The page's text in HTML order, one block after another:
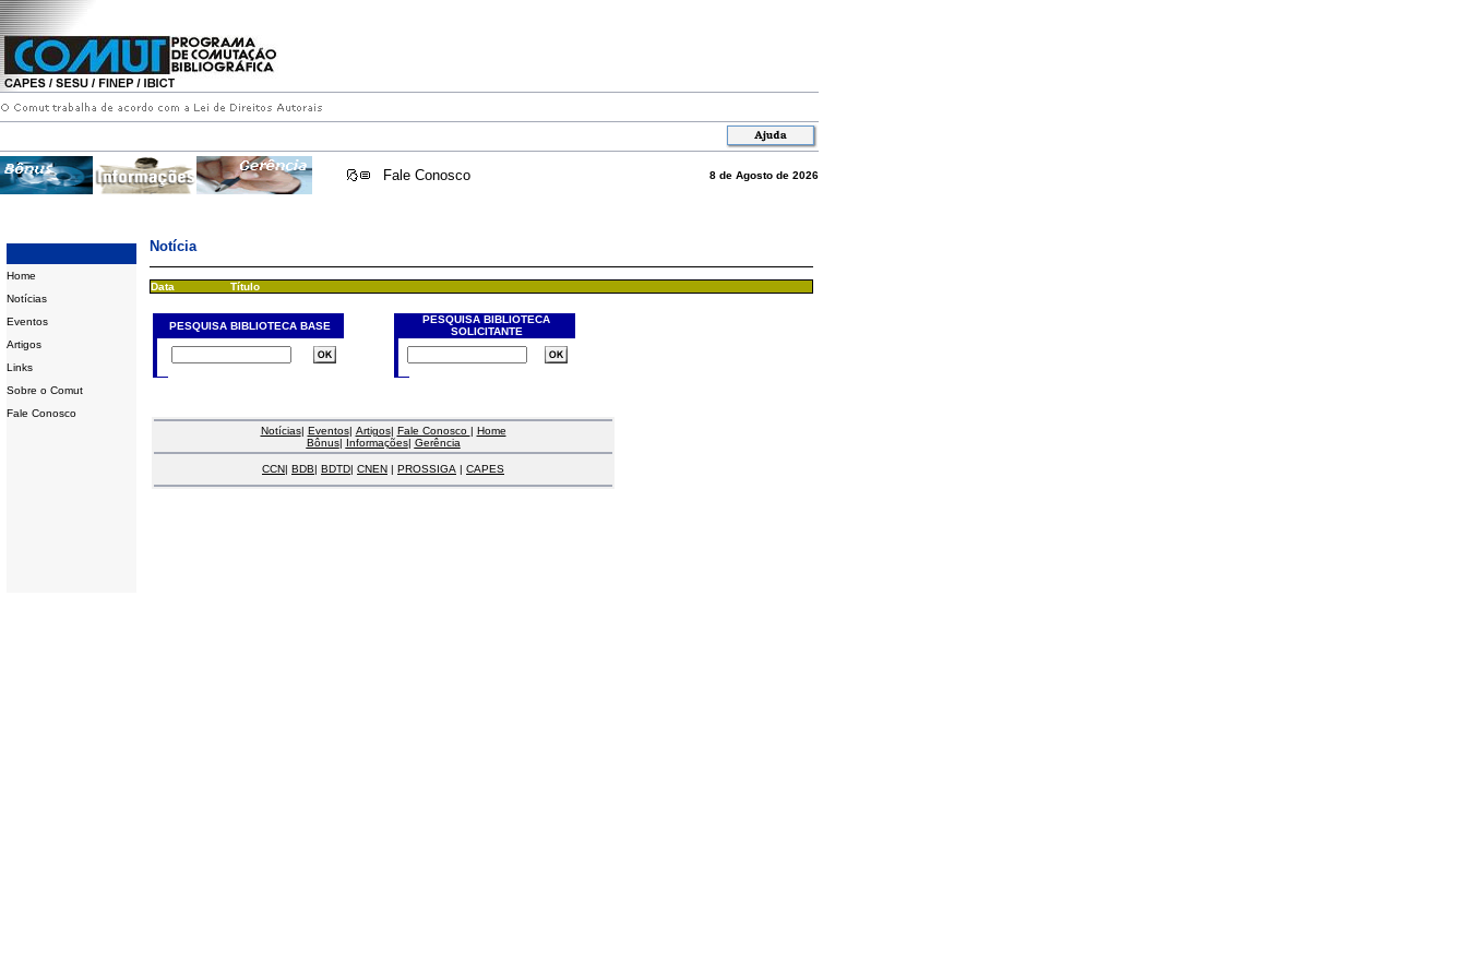
Fale Conosco 8 de Agosto de 2026
Home
Notícias
Eventos
Artigos
Links
Sobre o Comut
Fale Conosco
Notícia
Data Título
PESQUISA BIBLIOTECA BASE
PESQUISA BIBLIOTECA
SOLICITANTE
Notícias| Eventos| Artigos| Fale Conosco | Home
Bônus| Informações| Gerência
CCN| BDB| BDTD| CNEN | PROSSIGA | CAPES